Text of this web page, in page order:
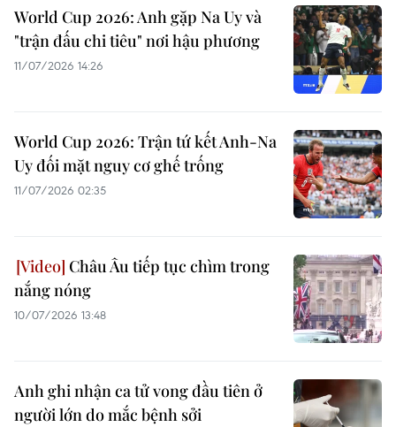
World Cup 2026: Anh gặp Na Uy và
"trận đấu chi tiêu" nơi hậu phương
11/07/2026 14:26
World Cup 2026: Trận tứ kết Anh-Na
Uy đối mặt nguy cơ ghế trống
11/07/2026 02:35
Châu Âu tiếp tục chìm trong
nắng nóng
10/07/2026 13:48
Anh ghi nhận ca tử vong đầu tiên ở
người lớn do mắc bệnh sởi